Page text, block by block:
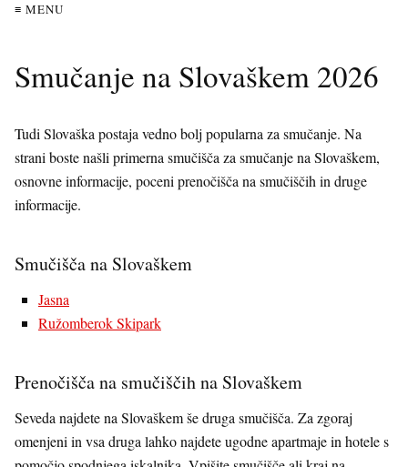
≡ MENU
Smučanje na Slovaškem 2026
Tudi Slovaška postaja vedno bolj popularna za smučanje. Na
strani boste našli primerna smučišča za smučanje na Slovaškem,
osnovne informacije, poceni prenočišča na smučiščih in druge
informacije.
Smučišča na Slovaškem
Jasna
Ružomberok Skipark
Prenočišča na smučiščih na Slovaškem
Seveda najdete na Slovaškem še druga smučišča. Za zgoraj
omenjeni in vsa druga lahko najdete ugodne apartmaje in hotele s